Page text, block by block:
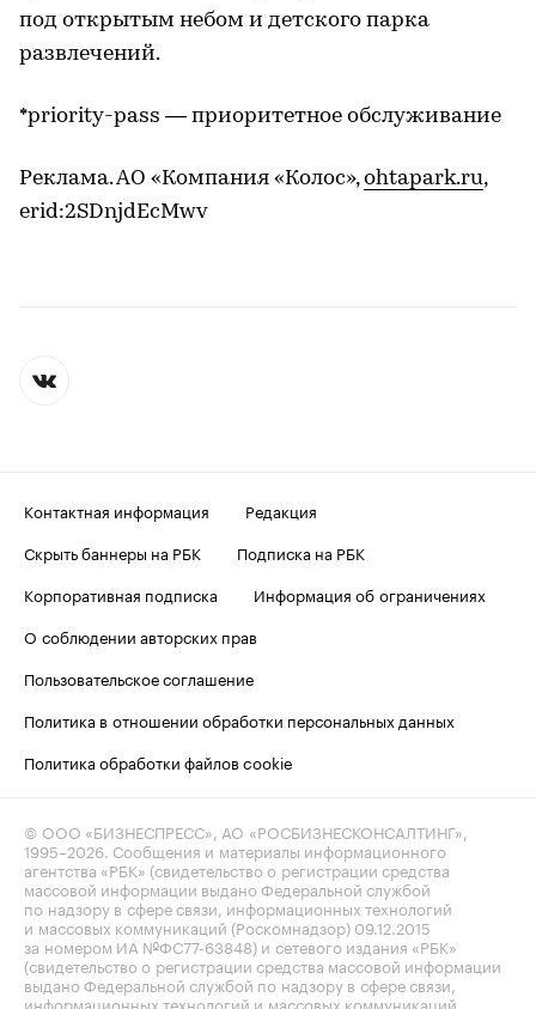
под открытым небом и детского парка
развлечений.
*priority-pass — приоритетное обслуживание
Реклама. АО «Компания «Колос»,ohtapark.ru,
erid:2SDnjdEcMwv
Контактная информация
Редакция
Скрыть баннеры на РБК
Подписка на РБК
Корпоративная подписка
Информация об ограничениях
О соблюдении авторских прав
Пользовательское соглашение
Политика в отношении обработки персональных данных
Политика обработки файлов cookie
© ООО «БИЗНЕСПРЕСС», АО «РОСБИЗНЕСКОНСАЛТИНГ»,
1995–2026 . Сообщения и материалы информационного
агентства «РБК» (свидетельство о регистрации средства
массовой информации выдано Федеральной службой
по надзору в сфере связи, информационных технологий
и массовых коммуникаций (Роскомнадзор) 09.12.2015
за номером ИА №ФС77-63848) и сетевого издания «РБК»
(свидетельство о регистрации средства массовой информации
выдано Федеральной службой по надзору в сфере связи,
информационных технологий и массовых коммуникаций